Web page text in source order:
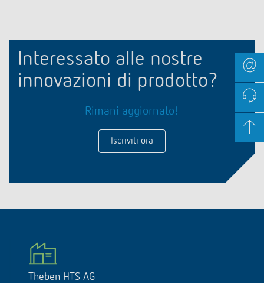
Interessato alle nostre
innovazioni di prodotto?
Rimani aggiornato!
Iscriviti ora
Theben HTS AG